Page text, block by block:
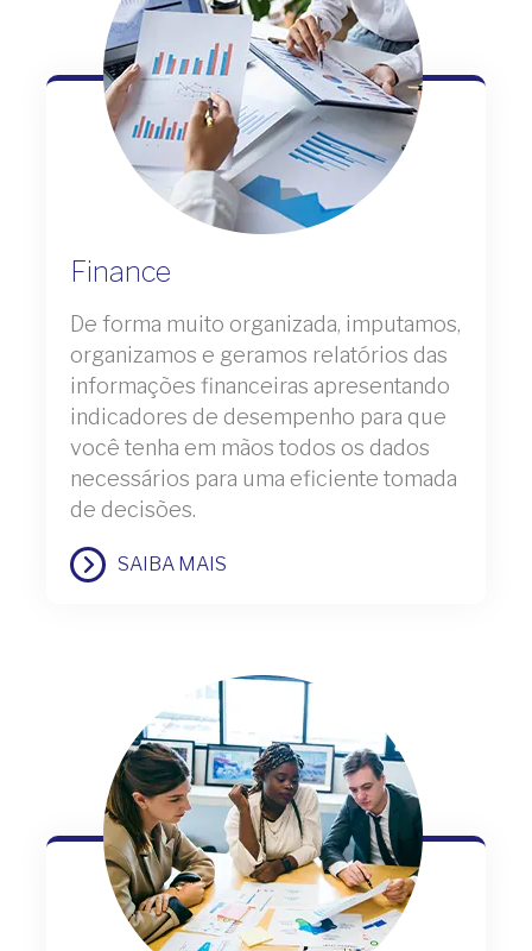
Finance
De forma muito organizada, imputamos,
organizamos e geramos relatórios das
informações financeiras apresentando
indicadores de desempenho para que
você tenha em mãos todos os dados
necessários para uma eficiente tomada
de decisões.
SAIBA MAIS